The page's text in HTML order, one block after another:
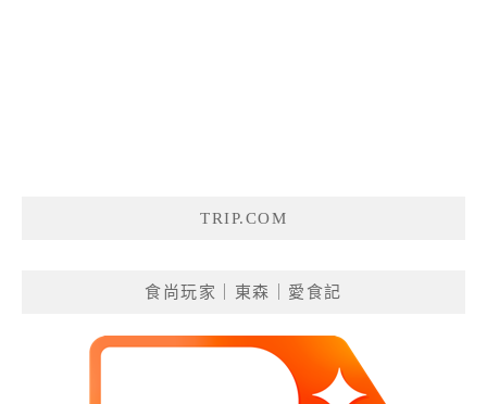
TRIP.COM
食尚玩家｜東森｜愛食記